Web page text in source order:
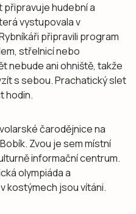
hudební a
vystupovala v
připravili program
střelnicí nebo
nebude ani ohniště, takže
s sebou. Prachatický slet
hodin.
čarodějnice na
Zvou je sem místní
informační centrum.
olympiáda a
kostýmech jsou vítáni.